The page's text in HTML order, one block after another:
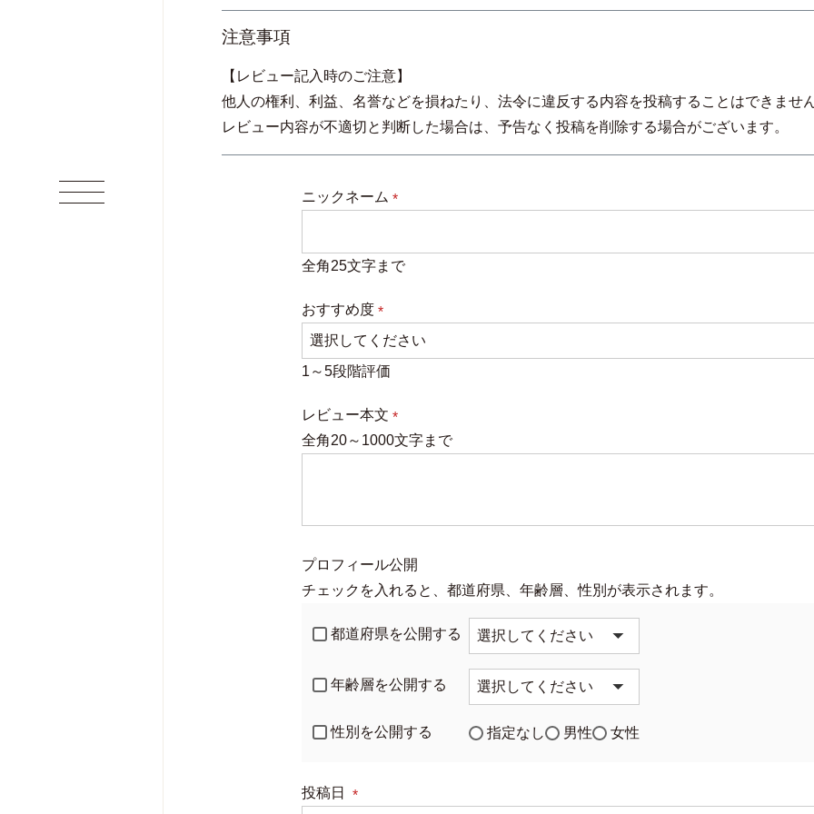
注意事項
【レビュー記入時のご注意】
他人の権利、利益、名誉などを損ねたり、法令に違反する内容を投稿することはできませ
レビュー内容が不適切と判断した場合は、予告なく投稿を削除する場合がございます。
ニックネーム
須)
全角25文字まで
おすすめ度
(必
須)
1～5段階評価
レビュー本文
(必
全角20～1000文字まで
プロフィール公開
チェックを入れると、都道府県、年齢層、性別が表示されます。
都道府県を公開する
年齢層を公開する
性別を公開する 指定なし 男性 女性
投稿日